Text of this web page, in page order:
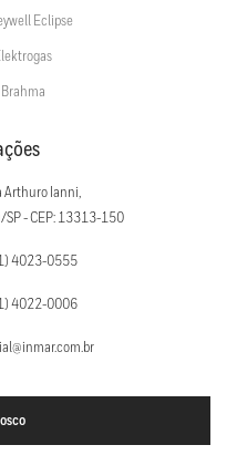
Eclipse
Arthuro Ianni,
SP - CEP: 13313-150
4023-0555
4022-0006